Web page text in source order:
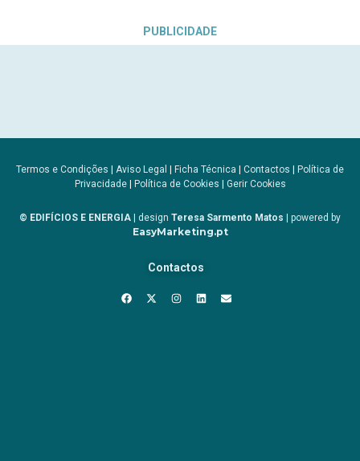
PUBLICIDADE
Termos e Condições | Aviso Legal | Ficha Técnica | Contactos | Política de
Privacidade| Política de Cookies | Gerir Cookies
© EDIFÍCIOS E ENERGIA | design Teresa Sarmento Matos | powered by
EasyMarketing.pt
Contactos